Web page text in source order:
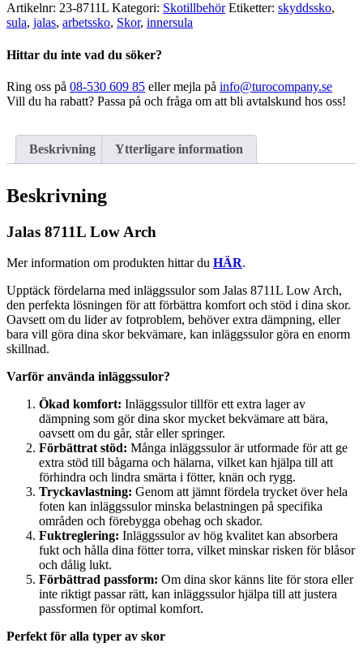
Låg
mängd
Artikelnr: 23-8711L Kategori: Skotillbehör Etiketter: skyddssko,
sula, jalas, arbetssko, Skor, innersula
Hittar du inte vad du söker?
Ring oss på 08-530 609 85 eller mejla på info@turocompany.se
Vill du ha rabatt? Passa på och fråga om att bli avtalskund hos oss!
Beskrivning Ytterligare information
Beskrivning
Jalas 8711L Low Arch
Mer information om produkten hittar du HÄR.
Upptäck fördelarna med inläggssulor som Jalas 8711L Low Arch,
den perfekta lösningen för att förbättra komfort och stöd i dina skor.
Oavsett om du lider av fotproblem, behöver extra dämpning, eller
bara vill göra dina skor bekvämare, kan inläggssulor göra en enorm
skillnad.
Varför använda inläggssulor?
Ökad komfort: Inläggssulor tillför ett extra lager av
dämpning som gör dina skor mycket bekvämare att bära,
oavsett om du går, står eller springer.
Förbättrat stöd: Många inläggssulor är utformade för att ge
extra stöd till bågarna och hälarna, vilket kan hjälpa till att
förhindra och lindra smärta i fötter, knän och rygg.
Tryckavlastning: Genom att jämnt fördela trycket över hela
foten kan inläggssulor minska belastningen på specifika
områden och förebygga obehag och skador.
Fuktreglering: Inläggssulor av hög kvalitet kan absorbera
fukt och hålla dina fötter torra, vilket minskar risken för blåsor
och dålig lukt.
Förbättrad passform: Om dina skor känns lite för stora eller
inte riktigt passar rätt, kan inläggssulor hjälpa till att justera
passformen för optimal komfort.
Perfekt för alla typer av skor